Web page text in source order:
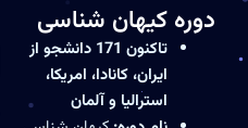
دوره کیهان شناسی
تاکنون 171 دانشجو از
ایران،‌ کانادا، امریکا،
استرالیا و آلمان